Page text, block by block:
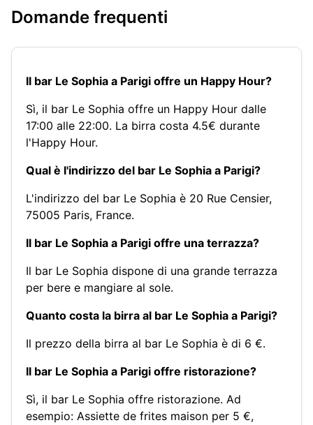
Domande frequenti
Il bar Le Sophia a Parigi offre un Happy Hour?
Sì, il bar Le Sophia offre un Happy Hour dalle
17:00 alle 22:00. La birra costa 4.5€ durante
l'Happy Hour.
Qual è l'indirizzo del bar Le Sophia a Parigi?
L'indirizzo del bar Le Sophia è 20 Rue Censier,
75005 Paris, France.
Il bar Le Sophia a Parigi offre una terrazza?
Il bar Le Sophia dispone di una grande terrazza
per bere e mangiare al sole.
Quanto costa la birra al bar Le Sophia a Parigi?
Il prezzo della birra al bar Le Sophia è di 6 €.
Il bar Le Sophia a Parigi offre ristorazione?
Sì, il bar Le Sophia offre ristorazione. Ad
esempio: Assiette de frites maison per 5 €,